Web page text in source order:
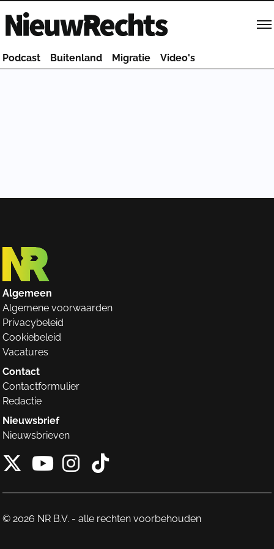
Homepage van NieuwRechts
Podcast Buitenland Migratie Video's
Algemeen
Algemene voorwaarden
Privacybeleid
Cookiebeleid
Vacatures
Contact
Contactformulier
Redactie
Nieuwsbrief
Nieuwsbrieven
X van NieuwRechts
Instagram van
Tiktok van
© 2026 NR B.V. - alle rechten voorbehouden